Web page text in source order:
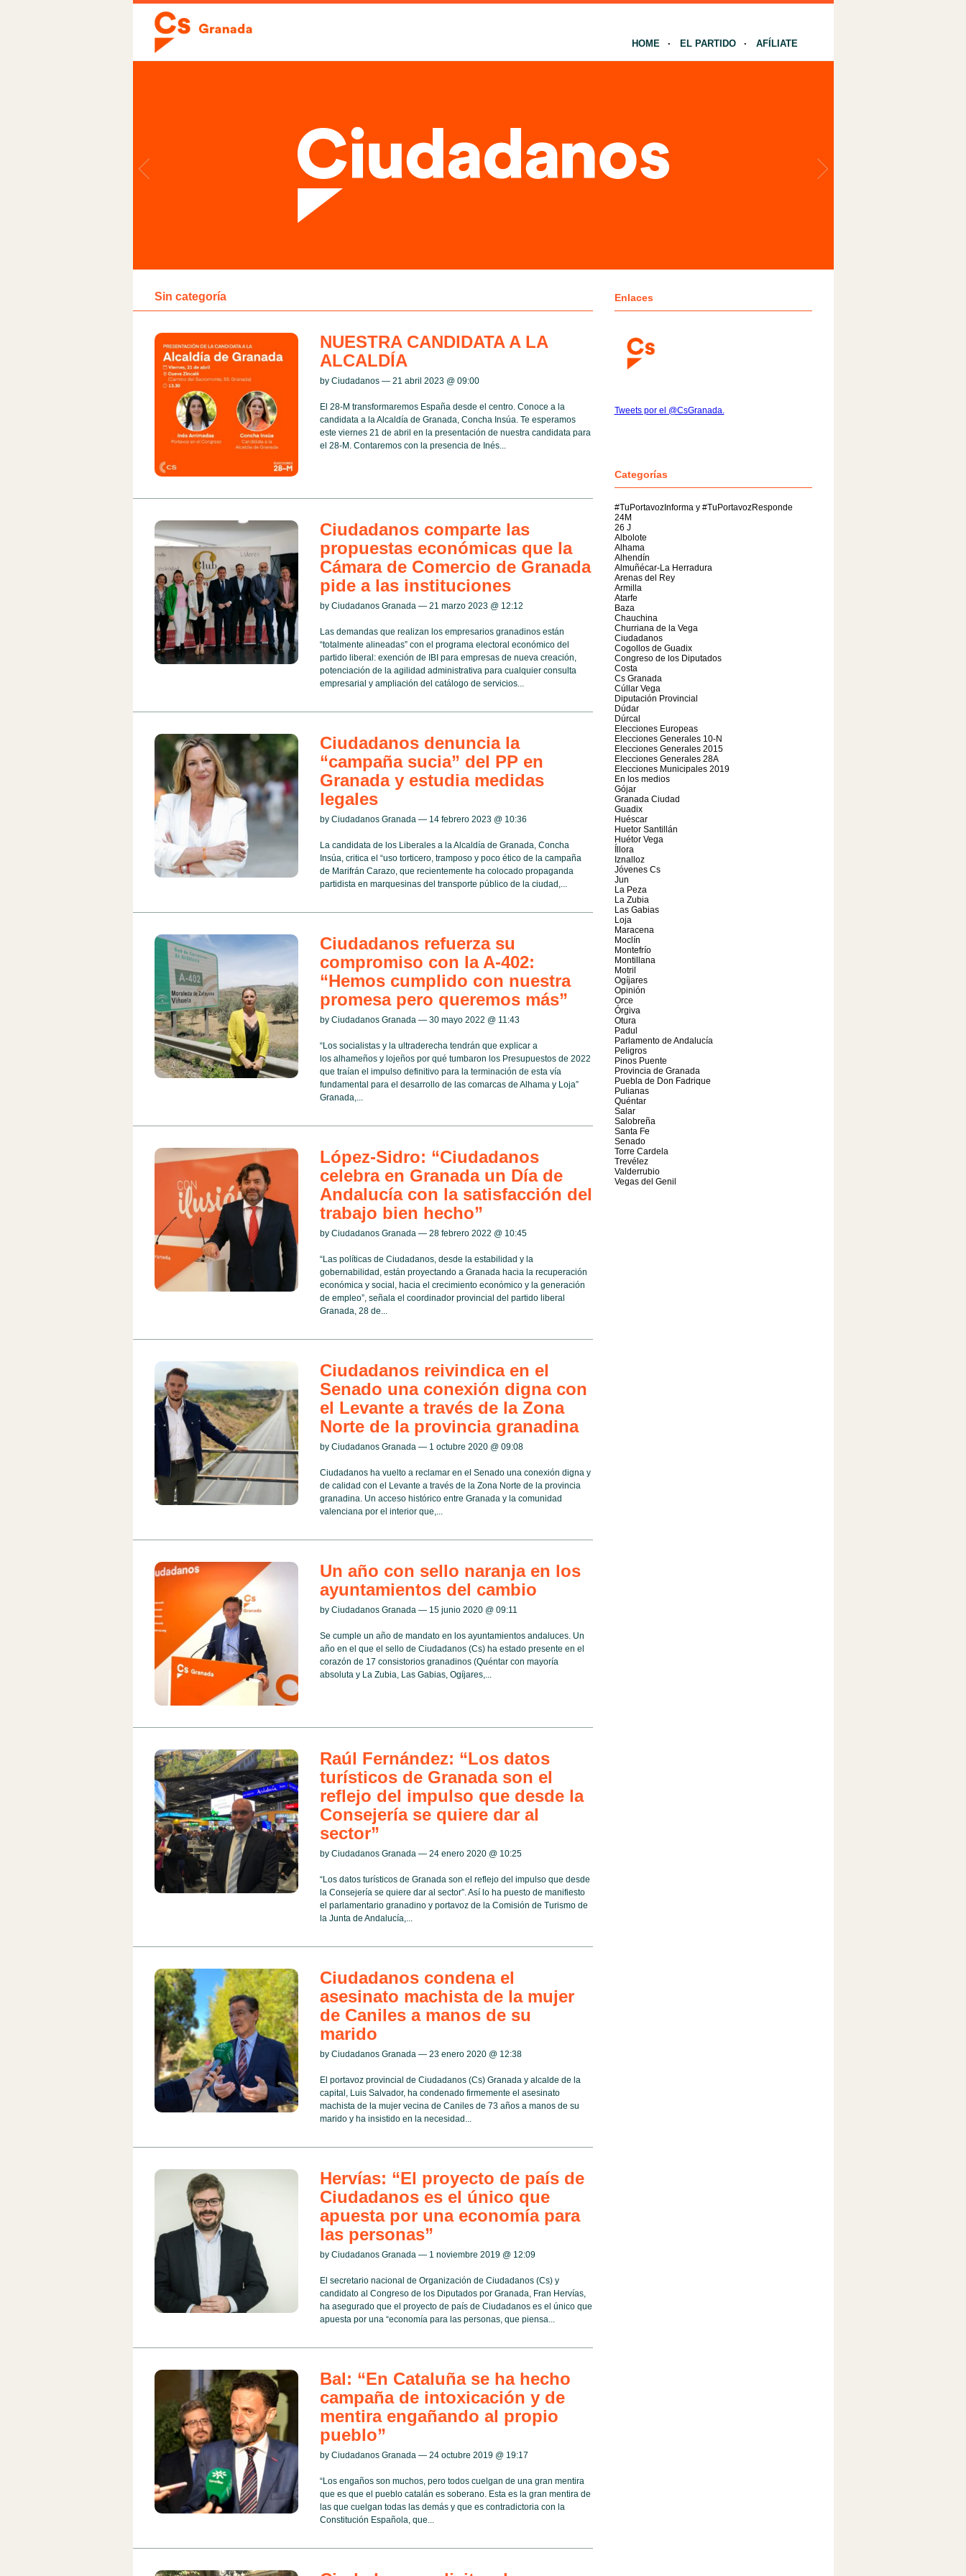
HOME EL PARTIDO AFÍLIATE
Sin categoría
NUESTRA CANDIDATA A LA
ALCALDÍA
by Ciudadanos — 21 abril 2023 @ 09:00
El 28-M transformaremos España desde el centro. Conoce a la
candidata a la Alcaldía de Granada, Concha Insúa. Te esperamos
este viernes 21 de abril en la presentación de nuestra candidata para
el 28-M. Contaremos con la presencia de Inés...
Ciudadanos comparte las
propuestas económicas que la
Cámara de Comercio de Granada
pide a las instituciones
by Ciudadanos Granada — 21 marzo 2023 @ 12:12
Las demandas que realizan los empresarios granadinos están
“totalmente alineadas” con el programa electoral económico del
partido liberal: exención de IBI para empresas de nueva creación,
potenciación de la agilidad administrativa para cualquier consulta
empresarial y ampliación del catálogo de servicios...
Ciudadanos denuncia la
“campaña sucia” del PP en
Granada y estudia medidas
legales
by Ciudadanos Granada — 14 febrero 2023 @ 10:36
La candidata de los Liberales a la Alcaldía de Granada, Concha
Insúa, critica el “uso torticero, tramposo y poco ético de la campaña
de Marifrán Carazo, que recientemente ha colocado propaganda
partidista en marquesinas del transporte público de la ciudad,...
Ciudadanos refuerza su
compromiso con la A-402:
“Hemos cumplido con nuestra
promesa pero queremos más”
by Ciudadanos Granada — 30 mayo 2022 @ 11:43
“Los socialistas y la ultraderecha tendrán que explicar a
los alhameños y lojeños por qué tumbaron los Presupuestos de 2022
que traían el impulso definitivo para la terminación de esta vía
fundamental para el desarrollo de las comarcas de Alhama y Loja”
Granada,...
López-Sidro: “Ciudadanos
celebra en Granada un Día de
Andalucía con la satisfacción del
trabajo bien hecho”
by Ciudadanos Granada — 28 febrero 2022 @ 10:45
“Las políticas de Ciudadanos, desde la estabilidad y la
gobernabilidad, están proyectando a Granada hacia la recuperación
económica y social, hacia el crecimiento económico y la generación
de empleo”, señala el coordinador provincial del partido liberal
Granada, 28 de...
Ciudadanos reivindica en el
Senado una conexión digna con
el Levante a través de la Zona
Norte de la provincia granadina
by Ciudadanos Granada — 1 octubre 2020 @ 09:08
Ciudadanos ha vuelto a reclamar en el Senado una conexión digna y
de calidad con el Levante a través de la Zona Norte de la provincia
granadina. Un acceso histórico entre Granada y la comunidad
valenciana por el interior que,...
Un año con sello naranja en los
ayuntamientos del cambio
by Ciudadanos Granada — 15 junio 2020 @ 09:11
Se cumple un año de mandato en los ayuntamientos andaluces. Un
año en el que el sello de Ciudadanos (Cs) ha estado presente en el
corazón de 17 consistorios granadinos (Quéntar con mayoría
absoluta y La Zubia, Las Gabias, Ogíjares,...
Raúl Fernández: “Los datos
turísticos de Granada son el
reflejo del impulso que desde la
Consejería se quiere dar al
sector”
by Ciudadanos Granada — 24 enero 2020 @ 10:25
“Los datos turísticos de Granada son el reflejo del impulso que desde
la Consejería se quiere dar al sector”. Así lo ha puesto de manifiesto
el parlamentario granadino y portavoz de la Comisión de Turismo de
la Junta de Andalucía,...
Ciudadanos condena el
asesinato machista de la mujer
de Caniles a manos de su
marido
by Ciudadanos Granada — 23 enero 2020 @ 12:38
El portavoz provincial de Ciudadanos (Cs) Granada y alcalde de la
capital, Luis Salvador, ha condenado firmemente el asesinato
machista de la mujer vecina de Caniles de 73 años a manos de su
marido y ha insistido en la necesidad...
Hervías: “El proyecto de país de
Ciudadanos es el único que
apuesta por una economía para
las personas”
by Ciudadanos Granada — 1 noviembre 2019 @ 12:09
El secretario nacional de Organización de Ciudadanos (Cs) y
candidato al Congreso de los Diputados por Granada, Fran Hervías,
ha asegurado que el proyecto de país de Ciudadanos es el único que
apuesta por una “economía para las personas, que piensa...
Bal: “En Cataluña se ha hecho
campaña de intoxicación y de
mentira engañando al propio
pueblo”
by Ciudadanos Granada — 24 octubre 2019 @ 19:17
“Los engaños son muchos, pero todos cuelgan de una gran mentira
que es que el pueblo catalán es soberano. Esta es la gran mentira de
las que cuelgan todas las demás y que es contradictoria con la
Constitución Española, que...
Enlaces
Tweets por el @CsGranada.
Categorías
#TuPortavozInforma y #TuPortavozResponde
24M
26 J
Albolote
Alhama
Alhendín
Almuñécar-La Herradura
Arenas del Rey
Armilla
Atarfe
Baza
Chauchina
Churriana de la Vega
Ciudadanos
Cogollos de Guadix
Congreso de los Diputados
Costa
Cs Granada
Cúllar Vega
Diputación Provincial
Dúdar
Dúrcal
Elecciones Europeas
Elecciones Generales 10-N
Elecciones Generales 2015
Elecciones Generales 28A
Elecciones Municipales 2019
En los medios
Gójar
Granada Ciudad
Guadix
Huéscar
Huetor Santillán
Huétor Vega
Íllora
Iznalloz
Jóvenes Cs
Jun
La Peza
La Zubia
Las Gabias
Loja
Maracena
Moclín
Montefrío
Montillana
Motril
Ogíjares
Opinión
Orce
Órgiva
Otura
Padul
Parlamento de Andalucía
Peligros
Pinos Puente
Provincia de Granada
Puebla de Don Fadrique
Pulianas
Quéntar
Salar
Salobreña
Santa Fe
Senado
Torre Cardela
Trevélez
Valderrubio
Vegas del Genil